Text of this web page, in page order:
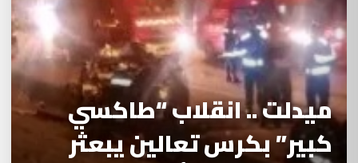
ميدلت .. انقلاب “طاكسي
كبير” بكرس تعالين يبعثر